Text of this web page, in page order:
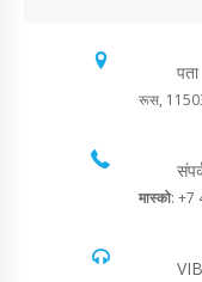
पता
रूस,
मास्को: +7